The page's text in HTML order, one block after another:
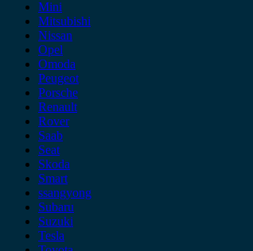
Mini
Mitsubishi
Nissan
Opel
Omoda
Peugeot
Porsche
Renault
Rover
Saab
Seat
Skoda
Smart
ssangyong
Subaru
Suzuki
Tesla